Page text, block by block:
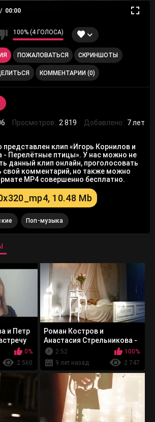
00:00
100% (4 ГОЛОСА)
ПОЖАЛОВАТЬСЯ СКРИНШОТЫ
КОММЕНТАРИИ (0)
Просмотров: 2 819 Добавлено: 7 лет
клип «Игорь Корнилов и
- Перелётные птицы». У нас можно не
данный клип онлайн, проголосовать
свой комментарий, но также можно
MP4 совершенно бесплатно.
10.48 Mb
Поп-музыка
и Петр
0%
2 560
Роман Костров и
Анастасия Стрельникова -
Дыши
2:52
100%
9 лет назад
2 747